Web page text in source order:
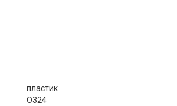
пластик
O324